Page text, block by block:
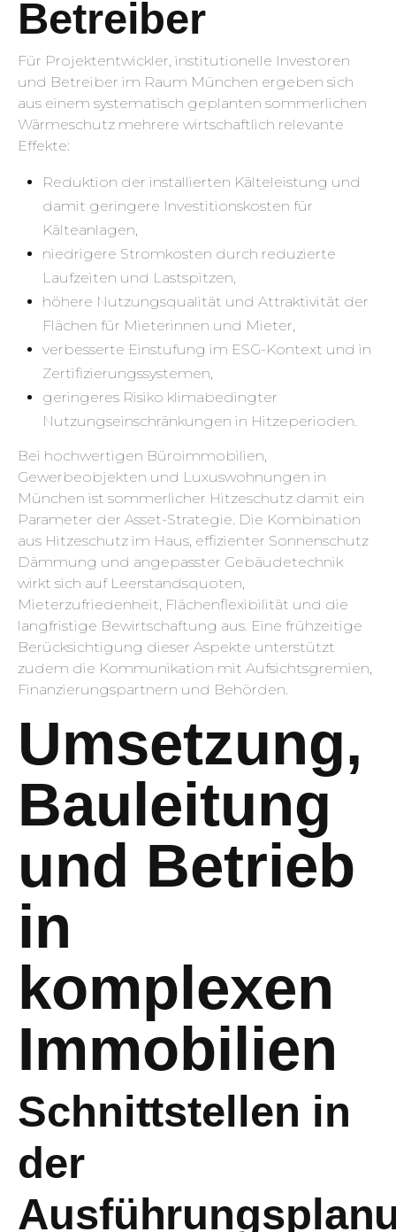
Betreiber
Für Projektentwickler, institutionelle Investoren
und Betreiber im Raum München ergeben sich
aus einem systematisch geplanten sommerlichen
Wärmeschutz mehrere wirtschaftlich relevante
Effekte:
Reduktion der installierten Kälteleistung und
damit geringere Investitionskosten für
Kälteanlagen,
niedrigere Stromkosten durch reduzierte
Laufzeiten und Lastspitzen,
höhere Nutzungsqualität und Attraktivität der
Flächen für Mieterinnen und Mieter,
verbesserte Einstufung im ESG-Kontext und in
Zertifizierungssystemen,
geringeres Risiko klimabedingter
Nutzungseinschränkungen in Hitzeperioden.
Bei hochwertigen Büroimmobilien,
Gewerbeobjekten und Luxuswohnungen in
München ist sommerlicher Hitzeschutz damit ein
Parameter der Asset-Strategie. Die Kombination
aus Hitzeschutz im Haus, effizienter Sonnenschutz
Dämmung und angepasster Gebäudetechnik
wirkt sich auf Leerstandsquoten,
Mieterzufriedenheit, Flächenflexibilität und die
langfristige Bewirtschaftung aus. Eine frühzeitige
Berücksichtigung dieser Aspekte unterstützt
zudem die Kommunikation mit Aufsichtsgremien,
Finanzierungspartnern und Behörden.
Umsetzung,
Bauleitung
und Betrieb
in
komplexen
Immobilien
Schnittstellen in
der